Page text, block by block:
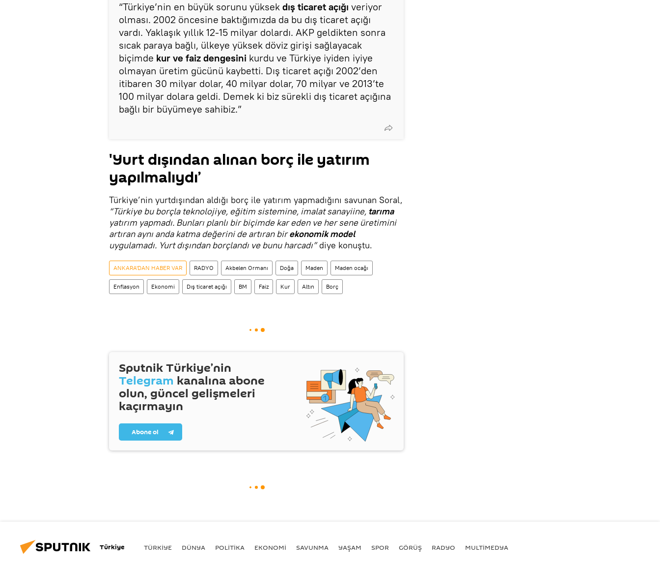
“Türkiye’nin en büyük sorunu yüksek dış ticaret açığı veriyor
olması. 2002 öncesine baktığımızda da bu dış ticaret açığı
vardı. Yaklaşık yıllık 12-15 milyar dolardı. AKP geldikten sonra
sıcak paraya bağlı, ülkeye yüksek döviz girişi sağlayacak
biçimde kur ve faiz dengesini kurdu ve Türkiye iyiden iyiye
olmayan üretim gücünü kaybetti. Dış ticaret açığı 2002’den
itibaren 30 milyar dolar, 40 milyar dolar, 70 milyar ve 2013’te
100 milyar dolara geldi. Demek ki biz sürekli dış ticaret açığına
bağlı bir büyümeye sahibiz.”
'Yurt dışından alınan borç ile yatırım
yapılmalıydı’
Türkiye’nin yurtdışından aldığı borç ile yatırım yapmadığını savunan Soral,
“Türkiye bu borçla teknolojiye, eğitim sistemine, imalat sanayiine, tarıma
yatırım yapmadı. Bunları planlı bir biçimde kar eden ve her sene üretimini
artıran aynı anda katma değerini de artıran birekonomik model
uygulamadı. Yurt dışından borçlandı ve bunu harcadı”diye konuştu.
ANKARA'DAN HABER VAR RADYO Akbelen Ormanı Doğa Maden Maden ocağı
Enflasyon Ekonomi Dış ticaret açığı BM Faiz Kur Altın Borç
Sputnik Türkiye’nin
Telegram kanalına abone
olun, güncel gelişmeleri
kaçırmayın
Abone ol
Türkiye TÜRKIYE DÜNYA POLİTİKA EKONOMİ SAVUNMA YAŞAM SPOR GÖRÜŞ RADYO MULTİMEDYA